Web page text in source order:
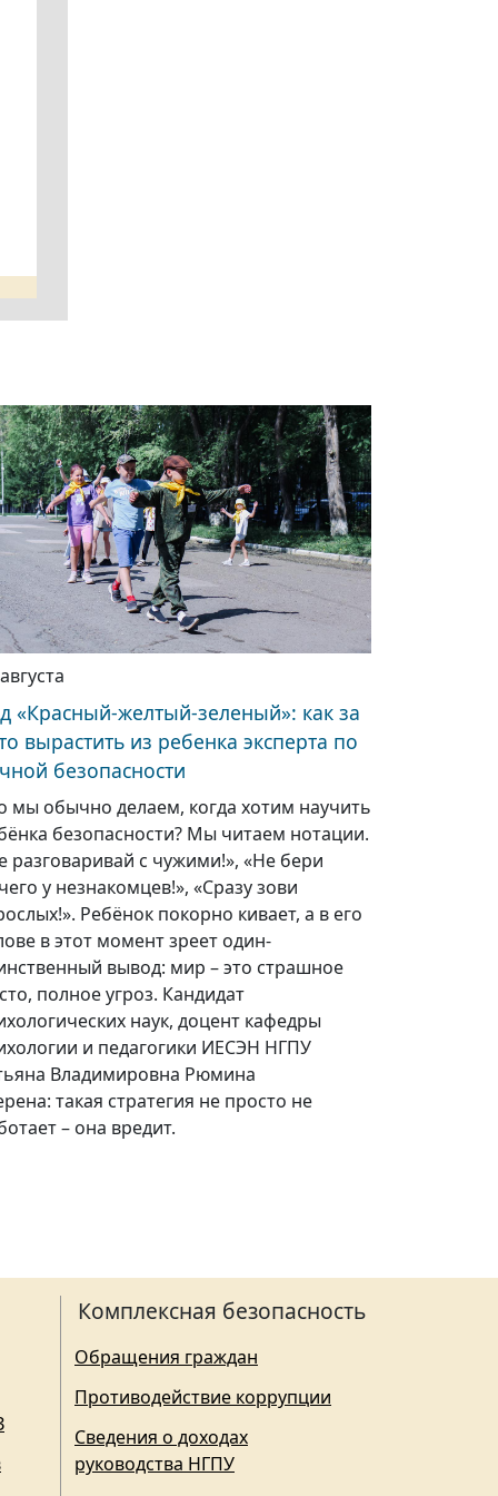
«Красный-желтый-зеленый»: как за
вырастить из ребенка эксперта по
безопасности
мы обычно делаем, когда хотим научить
безопасности? Мы читаем нотации.
разговаривай с чужими!», «Не бери
у незнакомцев!», «Сразу зови
Ребёнок покорно кивает, а в его
в этот момент зреет один-
вывод: мир – это страшное
полное угроз. Кандидат
наук, доцент кафедры
и педагогики ИЕСЭН НГПУ
Владимировна Рюмина
такая стратегия не просто не
– она вредит.
Комплексная безопасность
Обращения граждан
Противодействие коррупции
Сведения о доходах
руководства НГПУ